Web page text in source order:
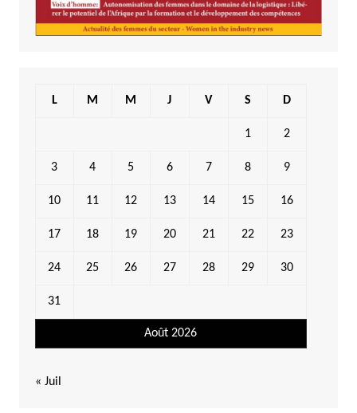
Août 2026
L M M J V S D
1 2
3 4 5 6 7 8 9
10 11 12 13 14 15 16
17 18 19 20 21 22 23
24 25 26 27 28 29 30
31
« Juil